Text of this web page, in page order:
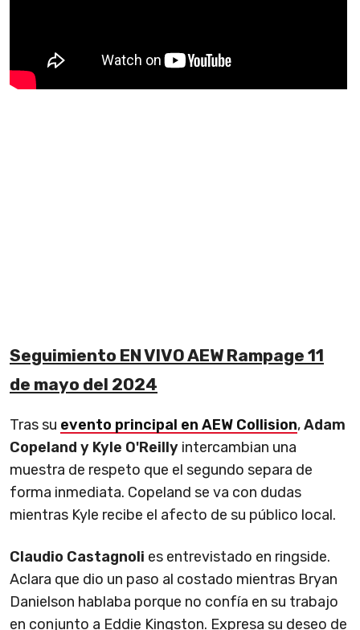
Seguimiento EN VIVO AEW Rampage 11
de mayo del 2024
Tras su evento principal en AEW Collision,Adam
Copeland y Kyle O'Reilly intercambian una
muestra de respeto que el segundo separa de
forma inmediata. Copeland se va con dudas
mientras Kyle recibe el afecto de su público local.
Claudio Castagnoli es entrevistado en ringside.
Aclara que dio un paso al costado mientras Bryan
Danielson hablaba porque no confía en su trabajo
en conjunto a Eddie Kingston. Expresa su deseo de